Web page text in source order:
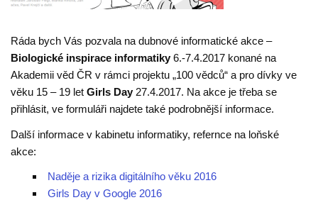
Ráda bych Vás pozvala na dubnové informatické akce –
Biologické inspirace informatiky 6.-7.4.2017 konané na
Akademii věd ČR v rámci projektu „100 vědců“ a pro dívky ve
věku 15 – 19 letGirls Day 27.4.2017. Na akce je třeba se
přihlásit, ve formuláři najdete také podrobnější informace.
Další informace v kabinetu informatiky, refernce na loňské
akce:
Naděje a rizika digitálního věku 2016
Girls Day v Google 2016